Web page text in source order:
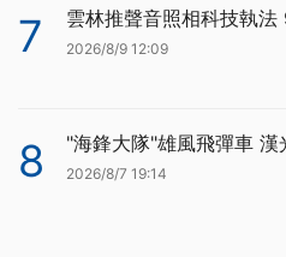
7 雲林推聲音照相科技執
2026/8/9 12:09
8 "海鋒大隊"雄風飛彈車 漢
2026/8/7 19:14